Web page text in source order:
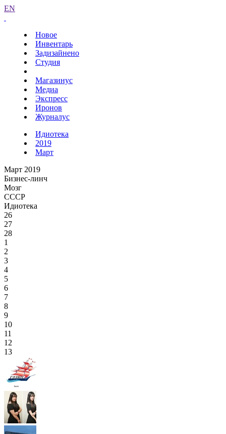
EN
Новое
Инвентарь
Задизайнено
Студия
Магазинус
Медиа
Экспресс
Иронов
Журналус
Идиотека
2019
Март
Март 2019
Бизнес-линч
Мозг
СССР
Идиотека
26
27
28
1
2
3
4
5
6
7
8
9
10
11
12
13